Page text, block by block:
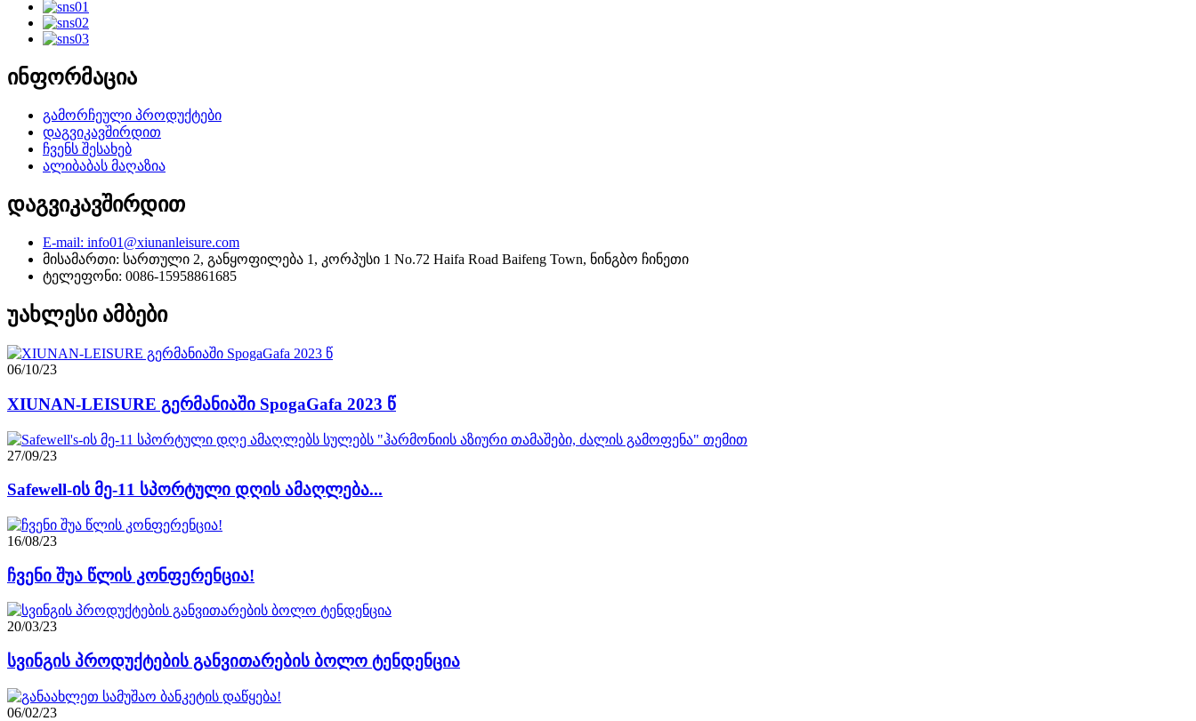
ინფორმაცია
გამორჩეული პროდუქტები
დაგვიკავშირდით
ჩვენს შესახებ
ალიბაბას მაღაზია
დაგვიკავშირდით
E-mail: info01@xiunanleisure.com
მისამართი: სართული 2, განყოფილება 1, კორპუსი 1 No.72 Haifa Road Baifeng Town, ნინგბო ჩინეთი
ტელეფონი: 0086-15958861685
უახლესი ამბები
06/10/23
XIUNAN-LEISURE გერმანიაში SpogaGafa 2023 წ
27/09/23
Safewell-ის მე-11 სპორტული დღის ამაღლება...
16/08/23
ჩვენი შუა წლის კონფერენცია!
20/03/23
სვინგის პროდუქტების განვითარების ბოლო ტენდენცია
06/02/23